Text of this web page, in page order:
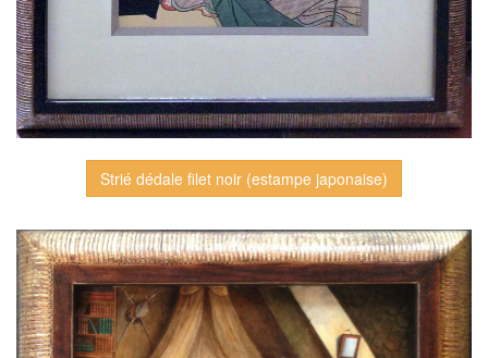
Strié dédale filet noir (estampe japonaise)